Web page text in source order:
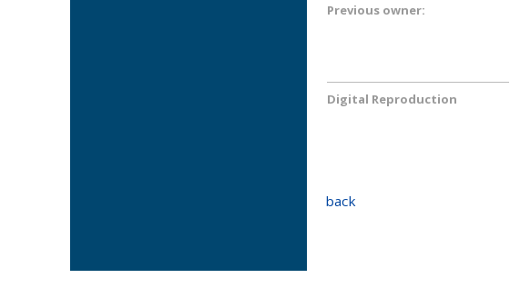
Previous owner:
Digital Reproduction
back